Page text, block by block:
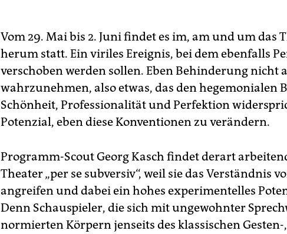
Vom 29. Mai bis 2. Juni findet es im, am und um das
herum statt. Ein viriles Ereignis, bei dem ebenfalls
verschoben werden sollen. Eben Behinderung nicht
wahrzunehmen, also etwas, das den hegemonialen
Schönheit, Professionalität und Perfektion
Potenzial, eben diese Konventionen zu verändern.
Programm-Scout Georg Kasch findet derart
Theater „per se subversiv“, weil sie das Verständnis
angreifen und dabei ein hohes experimentelles
Denn Schauspieler, die sich mit ungewohnter
normierten Körpern jenseits des klassischen